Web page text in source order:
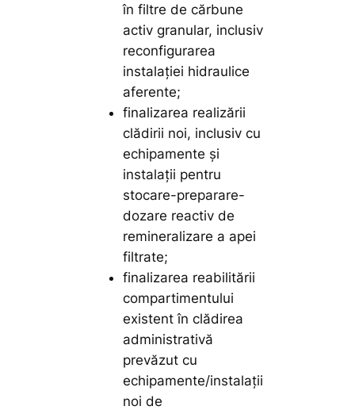
în filtre de cărbune
activ granular, inclusiv
reconfigurarea
instalației hidraulice
aferente;
finalizarea realizării
clădirii noi, inclusiv cu
echipamente și
instalații pentru
stocare-preparare-
dozare reactiv de
remineralizare a apei
filtrate;
finalizarea reabilitării
compartimentului
existent în clădirea
administrativă
prevăzut cu
echipamente/instalații
noi de